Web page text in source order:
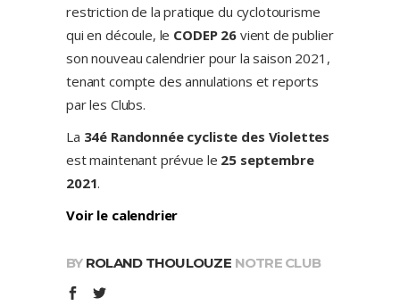
restriction de la pratique du cyclotourisme
qui en découle, le CODEP 26vient de publier
son nouveau calendrier pour la saison 2021,
tenant compte des annulations et reports
par les Clubs.
La 34é Randonnée cycliste des Violettes
est maintenant prévue le 25 septembre
2021.
Voir le calendrier
BY ROLAND THOULOUZE NOTRE CLUB